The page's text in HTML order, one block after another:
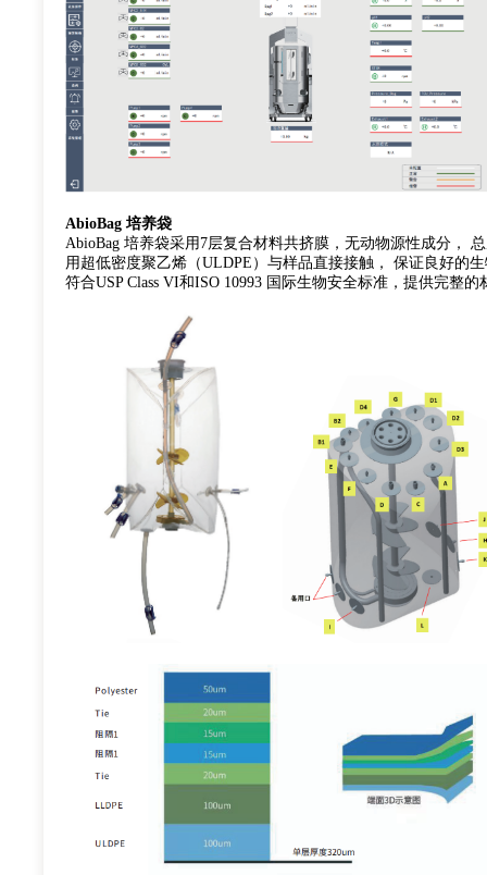
AbioBag 培养袋
AbioBag 培养袋采用7层复合材料共挤膜，无动物源性成分，
用超低密度聚乙烯（ULDPE）与样品直接接触， 保证良好的
符合USP Class VI和ISO 10993 国际生物安全标准，提供完整